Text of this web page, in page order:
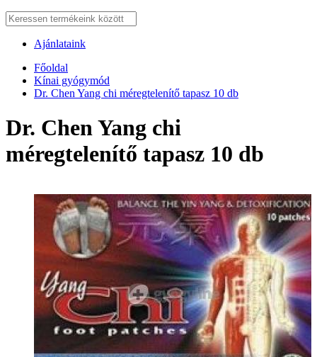
Ajánlataink
Főoldal
Kínai gyógymód
Dr. Chen Yang chi méregtelenítő tapasz 10 db
Dr. Chen Yang chi
méregtelenítő tapasz 10 db